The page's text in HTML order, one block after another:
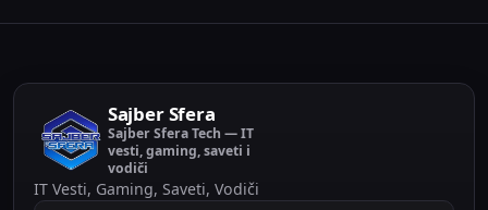
Sajber Sfera
Sajber Sfera Tech — IT
vesti, gaming, saveti i
vodiči
IT Vesti, Gaming, Saveti, Vodiči